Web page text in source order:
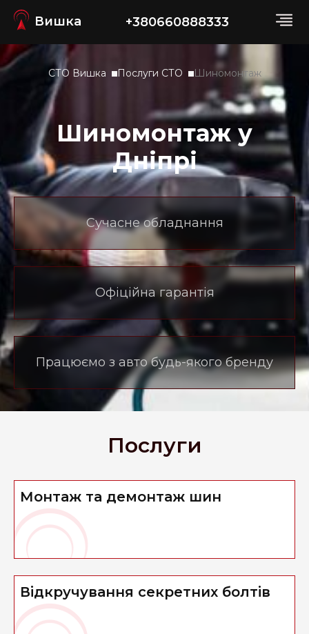
Вишка +380660888333
СТО Вишка Послуги СТО Шиномонтаж
Шиномонтаж у
Дніпрі
Сучасне обладнання
Офіційна гарантія
Працюємо з авто будь-якого бренду
Послуги
Монтаж та демонтаж шин
Відкручування секретних болтів